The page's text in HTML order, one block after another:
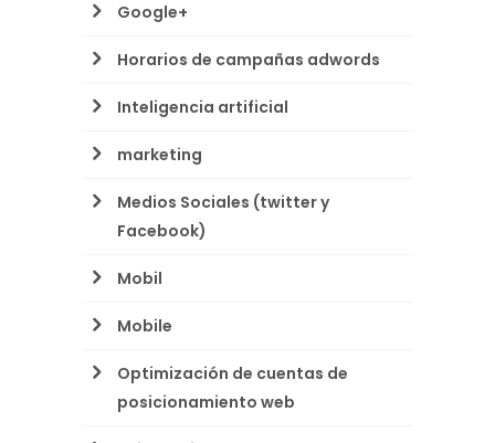
Google+
Horarios de campañas adwords
Inteligencia artificial
marketing
Medios Sociales (twitter y
Facebook)
Mobil
Mobile
Optimización de cuentas de
posicionamiento web